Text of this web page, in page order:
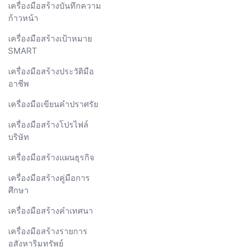
เครื่องมือสร้างบันทึกความ
ก้าวหน้า
เครื่องมือสร้างเป้าหมาย
SMART
เครื่องมือสร้างประวัติมือ
อาชีพ
เครื่องมือเขียนคำปราศรัย
เครื่องมือสร้างโปรไฟล์
บริษัท
เครื่องมือสร้างแผนธุรกิจ
เครื่องมือสร้างคู่มือการ
ศึกษา
เครื่องมือสร้างคำเทศนา
เครื่องมือสร้างรายการ
อสังหาริมทรัพย์